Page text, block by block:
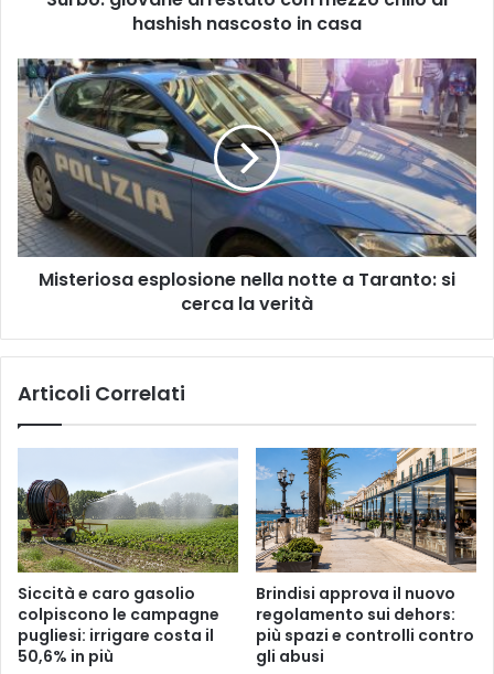
hashish nascosto in casa
Misteriosa
esplosione
nella
notte
a
Taranto:
si
cerca
la
veritàMisteriosa esplosione nella notte a Taranto: si
cerca la verità
Articoli Correlati
Siccità e caro gasolio
colpiscono le campagne
pugliesi: irrigare costa il
50,6% in più
Brindisi approva il nuovo
regolamento sui dehors:
più spazi e controlli contro
gli abusi